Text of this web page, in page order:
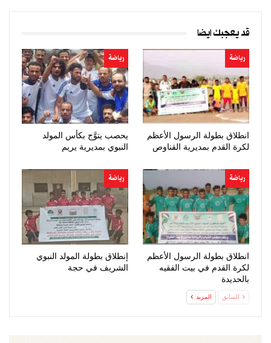
قد يعجبك ايضا
رياضة
انطلاق بطولة الرسول الأعظم
لكرة القدم بمديرية القناوص
رياضة
يحصب يتوَّج بكأس المولد
النبوي بمديرية يريم
رياضة
انطلاق بطولة الرسول الأعظم
لكرة القدم في بيت الفقيه
بالحديدة
رياضة
إنطلاق بطولة المولد النبوي
الشريف في حجة
السابق المزيد